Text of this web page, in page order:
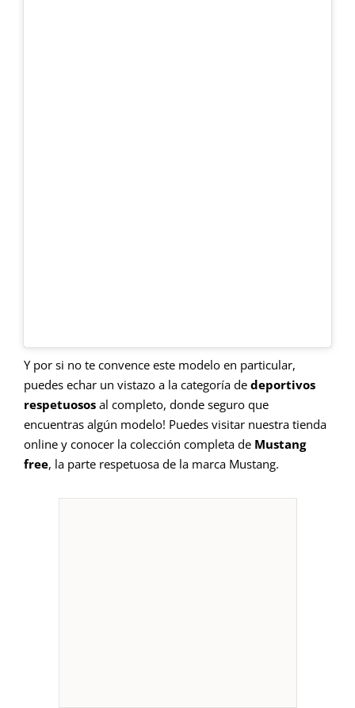
Y por si no te convence este modelo en particular,
puedes echar un vistazo a la categoría de deportivos
respetuosos al completo, donde seguro que
encuentras algún modelo! Puedes visitar nuestra tienda
online y conocer la colección completa de Mustang
free, la parte respetuosa de la marca Mustang.